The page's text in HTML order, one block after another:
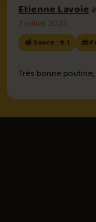
Etienne Lavoie
7 juillet 2025
🍯 Sauce : 9.1 🧀
Très bonne poutine,